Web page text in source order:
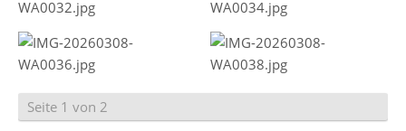
Seite 1 von 2